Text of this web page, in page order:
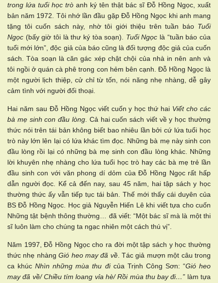
trong lứa tuổi học trò anh ký tên thật bác sĩ Đỗ Hồng Ngọc, xuất
bản năm 1972. Tôi nhớ lần đầu gặp Đỗ Hồng Ngọc khi anh mang
tặng tôi cuốn sách này, nhờ tôi giới thiệu trên tuần báo Tuổi
Ngọc (bấy giờ tôi là thư ký tòa soạn). Tuổi Ngọc là “tuần báo của
tuổi mới lớn”, độc giả của báo cũng là đối tượng độc giả của cuốn
sách. Tòa soạn là căn gác xép chật chội của nhà in nên anh và
tôi ngồi ở quán cà phê trong con hẻm bên cạnh. Đỗ Hồng Ngọc là
một người lịch thiệp, cử chỉ từ tốn, nói năng nhẹ nhàng, dễ gây
cảm tình với người đối thoại.
Hai năm sau Đỗ Hồng Ngọc viết cuốn y học thứ hai Viết cho các
bà mẹ sinh con đầu lòng. Cả hai cuốn sách viết về y học thường
thức nói trên tái bản không biết bao nhiêu lần bởi cứ lứa tuổi học
trò này lớn lên lại có lứa khác tìm đọc. Những bà mẹ này sinh con
đầu lòng rồi lại có những bà mẹ sinh con đầu lòng khác. Những
lời khuyên nhẹ nhàng cho lứa tuổi học trò hay các bà mẹ trẻ lần
đầu sinh con với văn phong dí dỏm của Đỗ Hồng Ngọc rất hấp
dẫn người đọc. Kể cả đến nay, sau 45 năm, hai tập sách y học
thường thức ấy vẫn tiếp tục tái bản. Thế mới thấy cái duyên của
BS Đỗ Hồng Ngọc. Học giả Nguyễn Hiến Lê khi viết tựa cho cuốn
Những tật bệnh thông thường… đã viết: “Một bác sĩ mà là một thi
sĩ luôn làm cho chúng ta ngạc nhiên một cách thú vị”.
Năm 1997, Đỗ Hồng Ngọc cho ra đời một tập sách y học thường
thức nhẹ nhàngGió heo may đã về. Tác giả mượn một câu trong
ca khúcNhìn những mùa thu đi của Trịnh Công Sơn: “Gió heo
may đã về/ Chiều tím loang vỉa hè/ Rồi mùa thu bay đi…” làm tựa